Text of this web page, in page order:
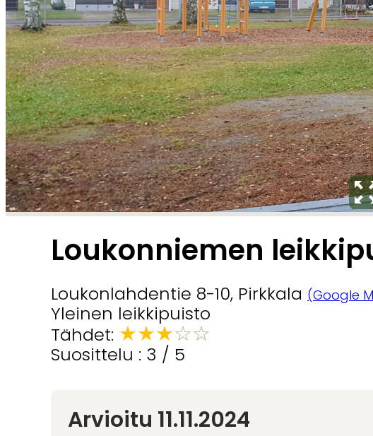
Loukonniemen
Loukonlahdentie 8-10, Pirkkala (Google
Yleinen leikkipuisto
Tähdet: ★★★☆☆
Suosittelu : 3 / 5
Arvioitu 11.11.2024